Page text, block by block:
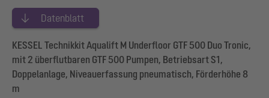
Datenblatt
KESSEL Technikkit Aqualift M Underfloor GTF 500 Duo Tronic,
mit 2 überflutbaren GTF 500 Pumpen, Betriebsart S1,
Doppelanlage, Niveauerfassung pneumatisch, Förderhöhe 8
m